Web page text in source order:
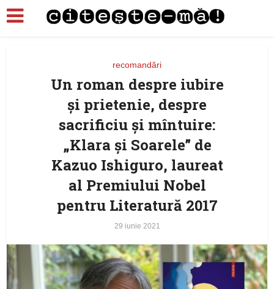
recomandări
Un roman despre iubire
şi prietenie, despre
sacrificiu şi mîntuire:
„Klara şi Soarele” de
Kazuo Ishiguro, laureat
al Premiului Nobel
pentru Literatură 2017
29 iunie 2021